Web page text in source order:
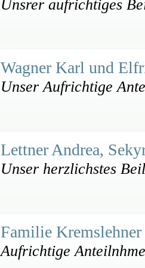
Unsrer aufrichtiges
Wagner Karl und
Unser Aufrichtige
Lettner Andrea,
Unser herzlichstes
Familie Kremslehner
Aufrichtige